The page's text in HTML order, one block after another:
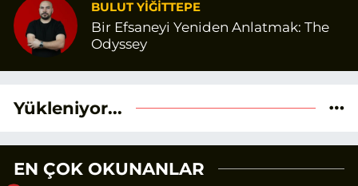
BULUT YİĞİTTEPE
Bir Efsaneyi Yeniden Anlatmak: The
Odyssey
Yükleniyor...
EN ÇOK OKUNANLAR